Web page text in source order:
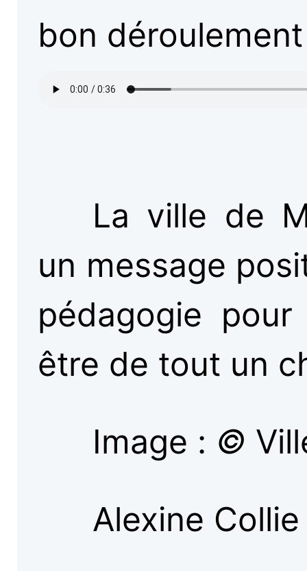
bon
La ville de
un message
pédagogie
être de tout un
Image : ©
Alexine Collie